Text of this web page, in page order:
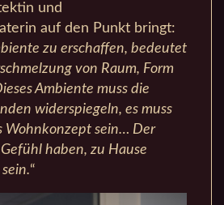
und
auf den Punkt bringt:
zu erschaffen, bedeutet
von Raum, Form
Ambiente muss die
widerspiegeln, es muss
Wohnkonzept sein… Der
haben, zu Hause
“